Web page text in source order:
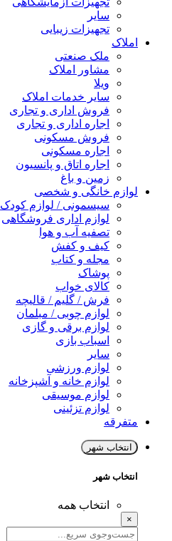
سایر
تجهیزات زیبایی
املاک
ملک صنعتی
مشاور املاک
ویلا
سایر خدمات املاک
فروش اداری و تجاری
اجاره اداری و تجاری
فروش مسکونی
اجاره مسکونی
اجاره اتاق و پانسیون
زمین و باغ
لوازم خانگی و شخصی
سیسمونی / لوازم کودک
لوازم اداری فروشگاهی
تصفیه آب و هوا
کیف و کفش
مجله و کتاب
پوشاک
کالای خواب
فرش / گلیم / قالیچه
لوازم چوبی / مبلمان
لوازم برقی و گازی
اسباب بازی
سایر
لوازم ورزشی
لوازم خانه و آشپزخانه
لوازم موسیقی
لوازم تزئینی
متفرقه
انتخاب شهر
انتخاب شهر
انتخاب همه
×